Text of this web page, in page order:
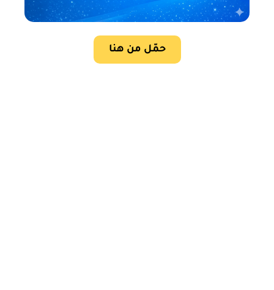
حمّل من هنا